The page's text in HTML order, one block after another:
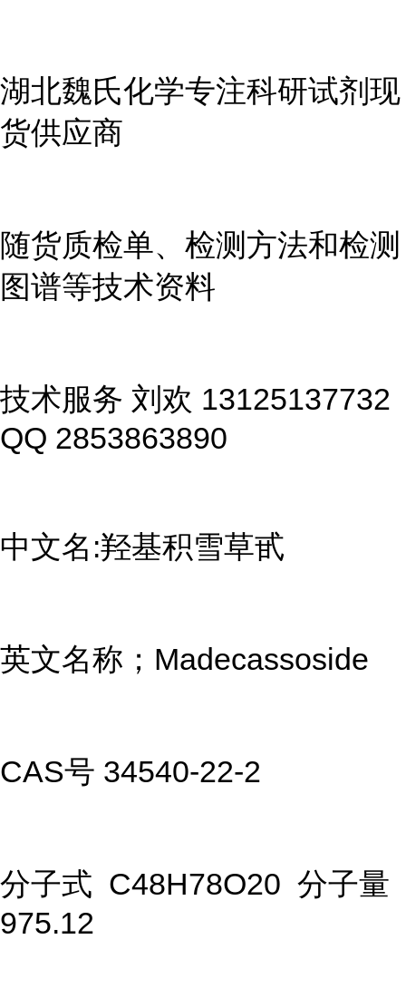
湖北魏氏化学专注科研试剂现
货供应商
随货质检单、检测方法和检测
图谱等技术资料
技术服务 刘欢 13125137732
QQ 2853863890
中文名:羟基积雪草甙
英文名称；Madecassoside
CAS号 34540-22-2
分子式 C48H78O20 分子量
975.12